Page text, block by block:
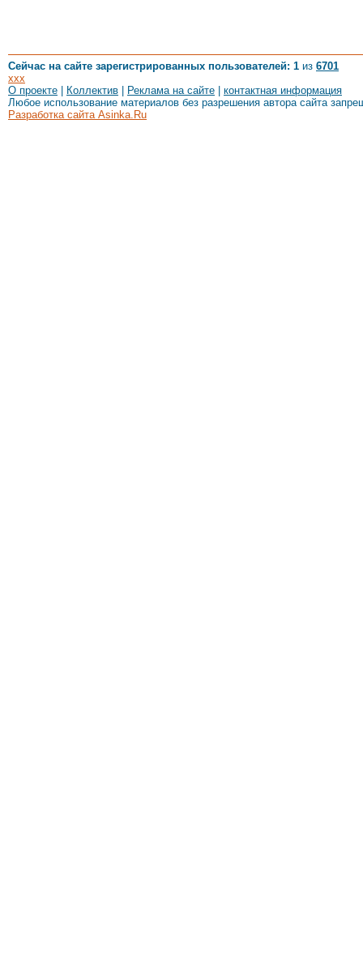
Сейчас на сайте зарегистрированных пользователей: 1 из 6701
xxx
О проекте
Коллектив Реклама на сайте
контактная информация
Любое использование материалов без разрешения автора сайта
Разработка сайта Asinka.Ru